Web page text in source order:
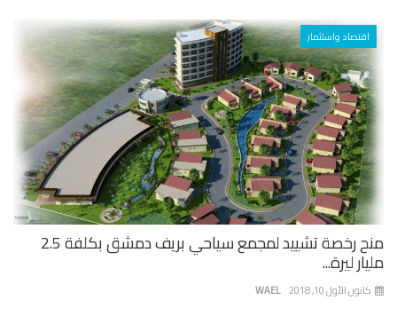
اقتصاد واستثمار
منح رخصة تشييد لمجمع سياحي بريف دمشق بكلفة 2.5
ليرة...
WAEL الأول 10, 2018